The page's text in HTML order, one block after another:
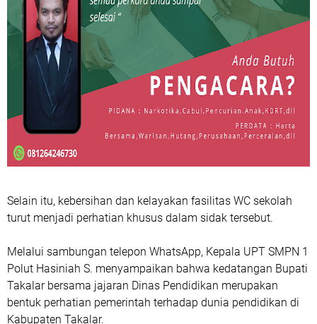
Selain itu, kebersihan dan kelayakan fasilitas WC sekolah
turut menjadi perhatian khusus dalam sidak tersebut.
Melalui sambungan telepon WhatsApp, Kepala UPT SMPN 1
Polut Hasiniah S. menyampaikan bahwa kedatangan Bupati
Takalar bersama jajaran Dinas Pendidikan merupakan
bentuk perhatian pemerintah terhadap dunia pendidikan di
Kabupaten Takalar.